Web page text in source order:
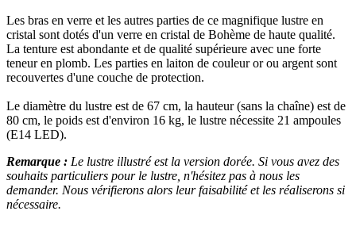
Les bras en verre et les autres parties de ce magnifique lustre en
cristal sont dotés d'un verre en cristal de Bohème de haute qualité.
La tenture est abondante et de qualité supérieure avec une forte
teneur en plomb. Les parties en laiton de couleur or ou argent sont
recouvertes d'une couche de protection.
Le diamètre du lustre est de 67 cm, la hauteur (sans la chaîne) est de
80 cm, le poids est d'environ 16 kg, le lustre nécessite 21 ampoules
(E14 LED).
Remarque : Le lustre illustré est la version dorée. Si vous avez des
souhaits particuliers pour le lustre, n'hésitez pas à nous les
demander. Nous vérifierons alors leur faisabilité et les réaliserons si
nécessaire.